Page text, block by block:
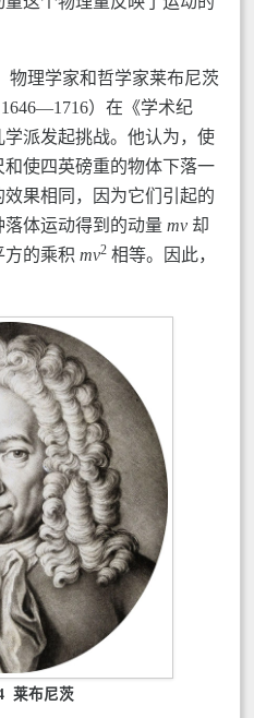
物理学家和哲学家莱布尼茨
1646—1716）在《学术纪
派发起挑战。他认为，使
使四英磅重的物体下落一
果相同，因为它们引起的
体运动得到的动量 mv 却
方的乘积 mv2 相等。因此，
莱布尼茨